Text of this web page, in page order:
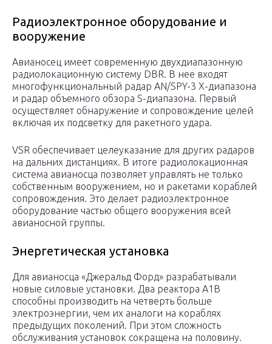
Радиоэлектронное оборудование и
вооружение
Авианосец имеет современную двухдиапазонную
радиолокационную систему DBR. В нее входят
многофункциональный радар AN/SPY-3 X-диапазона
и радар объемного обзора S-диапазона. Первый
осуществляет обнаружение и сопровождение целей
включая их подсветку для ракетного удара.
VSR обеспечивает целеуказание для других радаров
на дальних дистанциях. В итоге радиолокационная
система авианосца позволяет управлять не только
собственным вооружением, но и ракетами кораблей
сопровождения. Это делает радиоэлектронное
оборудование частью общего вооружения всей
авианосной группы.
Энергетическая установка
Для авианосца «Джеральд Форд» разрабатывали
новые силовые установки. Два реактора A1B
способны производить на четверть больше
электроэнергии, чем их аналоги на кораблях
предыдущих поколений. При этом сложность
обслуживания установок сокращена на половину.